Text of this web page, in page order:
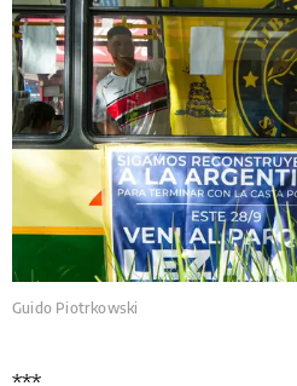
Guido Piotrkowski